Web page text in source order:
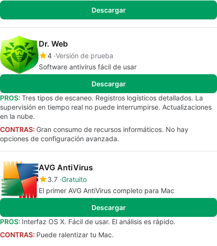
Descargar
Dr. Web
4 Versión de prueba
Software antivirus fácil de usar
Descargar
PROS: Tres tipos de escaneo. Registros logísticos detallados. La
supervisión en tiempo real no puede interrumpirse. Actualizaciones
en la nube.
CONTRAS: Gran consumo de recursos informáticos. No hay
opciones de configuración avanzada.
AVG AntiVirus
3.7 Gratuito
El primer AVG AntiVirus completo para Mac
Descargar
PROS: Interfaz OS X. Fácil de usar. El análisis es rápido.
CONTRAS: Puede ralentizar tu Mac.